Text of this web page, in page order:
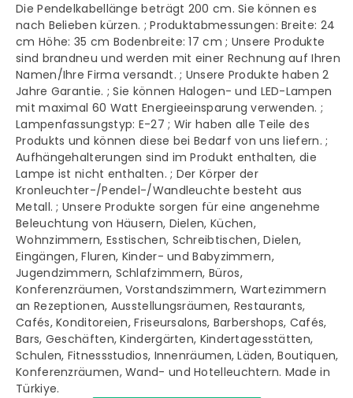
Die Pendelkabellänge beträgt 200 cm. Sie können es
nach Belieben kürzen. ; Produktabmessungen: Breite: 24
cm Höhe: 35 cm Bodenbreite: 17 cm ; Unsere Produkte
sind brandneu und werden mit einer Rechnung auf Ihren
Namen/Ihre Firma versandt. ; Unsere Produkte haben 2
Jahre Garantie. ; Sie können Halogen- und LED-Lampen
mit maximal 60 Watt Energieeinsparung verwenden. ;
Lampenfassungstyp: E-27 ; Wir haben alle Teile des
Produkts und können diese bei Bedarf von uns liefern. ;
Aufhängehalterungen sind im Produkt enthalten, die
Lampe ist nicht enthalten. ; Der Körper der
Kronleuchter-/Pendel-/Wandleuchte besteht aus
Metall. ; Unsere Produkte sorgen für eine angenehme
Beleuchtung von Häusern, Dielen, Küchen,
Wohnzimmern, Esstischen, Schreibtischen, Dielen,
Eingängen, Fluren, Kinder- und Babyzimmern,
Jugendzimmern, Schlafzimmern, Büros,
Konferenzräumen, Vorstandszimmern, Wartezimmern
an Rezeptionen, Ausstellungsräumen, Restaurants,
Cafés, Konditoreien, Friseursalons, Barbershops, Cafés,
Bars, Geschäften, Kindergärten, Kindertagesstätten,
Schulen, Fitnessstudios, Innenräumen, Läden, Boutiquen,
Konferenzräumen, Wand- und Hotelleuchtern. Made in
Türkiye.